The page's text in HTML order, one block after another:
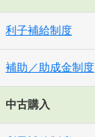
利子補給制度
補助／助成金制度
中古購入